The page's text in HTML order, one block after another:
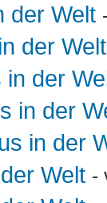
der Welt
der Welt
in der
in der
in der
Welt -